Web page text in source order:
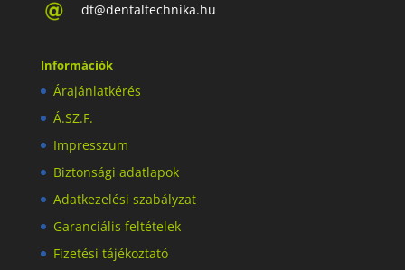
dt@dentaltechnika.hu
Információk
Árajánlatkérés
Á.SZ.F.
Impresszum
Biztonsági adatlapok
Adatkezelési szabályzat
Garanciális feltételek
Fizetési tájékoztató